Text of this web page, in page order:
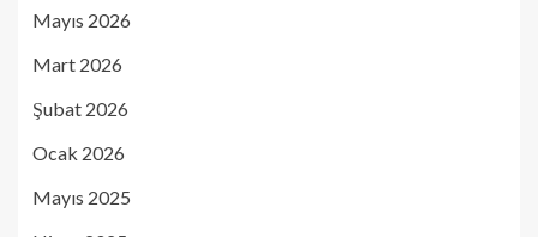
Mayıs 2026
Mart 2026
Şubat 2026
Ocak 2026
Mayıs 2025